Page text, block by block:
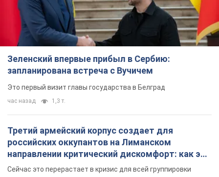
Зеленский впервые прибыл в Сербию:
запланирована встреча с Вучичем
Это первый визит главы государства в Белград
час назад 1,3 т.
Третий армейский корпус создает для
российских оккупантов на Лиманском
направлении критический дискомфорт: как это
удалось
Сейчас это перерастает в кризис для всей группировки